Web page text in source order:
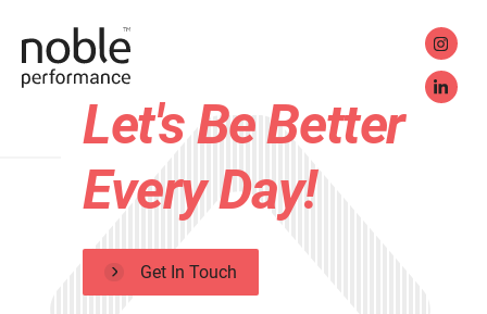
Let's Be Better
Every Day!
Get In Touch